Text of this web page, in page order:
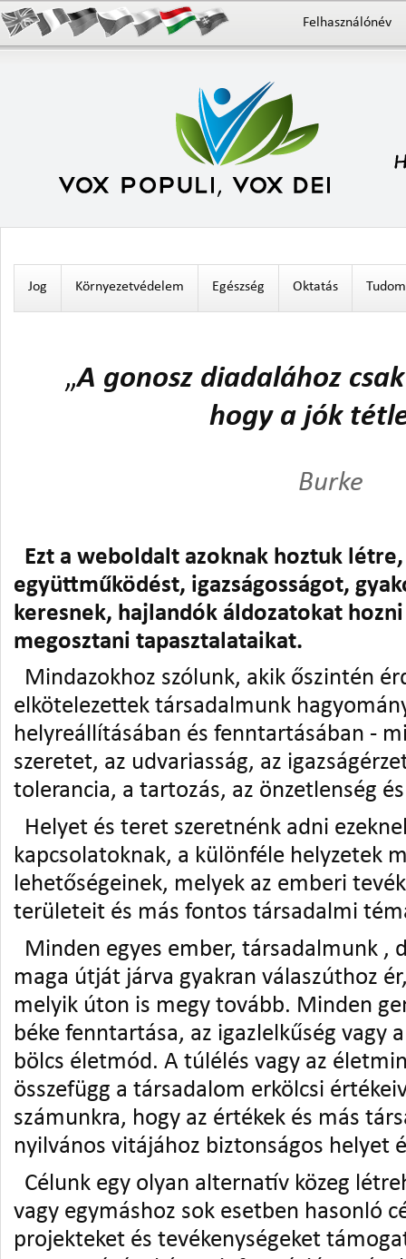
Jog Környezetvédelem Egészség Oktatás
„A gonosz diadalához
hogy a jók tétlenek
Burke
Ezt a weboldalt azoknak hoztuk
együttműködést, igazságosságot,
keresnek, hajlandók áldozatokat
megosztani tapasztalataikat.
Mindazokhoz szólunk, akik őszintén
elkötelezettek társadalmunk
helyreállításában és fenntartásában -
szeretet, az udvariasság, az
tolerancia, a tartozás, az önzetlenség
Helyet és teret szeretnénk adni
kapcsolatoknak, a különféle helyzetek
lehetőségeinek, melyek az emberi
területeit és más fontos társadalmi
Minden egyes ember, társadalmunk ,
maga útját járva gyakran válaszúthoz
melyik úton is megy tovább. Minden
béke fenntartása, az igazlelkűség vagy
bölcs életmód. A túlélés vagy az
összefügg a társadalom erkölcsi
számunkra, hogy az értékek és más
nyilvános vitájához biztonságos helyet
Célunk egy olyan alternatív közeg
vagy egymáshoz sok esetben hasonló
projekteket és tevékenységeket
Felhasználónév